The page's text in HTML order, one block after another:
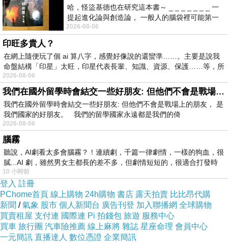
哈，怪盜基德也在研究這本書～ _ _ _ _ _ _ _ 一
提起進化論與創造論， 一般人的腦袋裡可能第一
時間就有「 進化論很科
2026-08-06
印旺多貴人？
在網上隨便玩了個 ai 算八字，感覺好像說的還蠻準……。主要是說我
命盤結構「印星」太旺，印星代表長輩、知識、資源、保護……等，所
2026-08-06
我們在國外留學時會結交一些好朋友: 但他們不會是戰場上的朋友
我們在國外留學時會結交一些好朋友: 但他們不會是戰場上的朋友， 是
我們國家的好朋友。 我們的留學國家永遠都是我們的倚
2026-08-06
腦霧
聽說，AI劇看太多會腦霧？！連續劇，千篇一律劇情，一樣的狗血，很
膩...AI 劇，雖然男女主都長的差不多，但劇情短短的，很適合打發時
10 小時前
登入 註冊
PChome首頁 線上購物 24h購物 書店 露天拍賣 比比昂代購
新聞 /氣象 股市 個人新聞台 廣告刊登 加入聯播網 全球購物
買賣租屋 支付連 國際連 Pi 拍錢包 旅遊 服務中心
買車 旅行團 汽車險推薦 線上麻將 雜誌 星座命理 會員中心
一元簡訊 直播達人 數位憑證 企業簡訊